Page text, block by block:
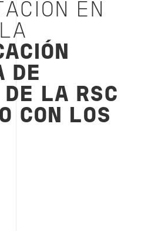
EN
DE
DE LA RSC
CON LOS